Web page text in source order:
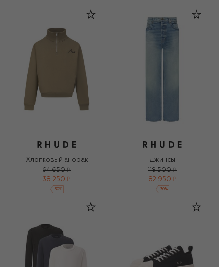
Хлопковый анорак
54 650 ₽
38 250 ₽
-30%
Джинсы
118 500 ₽
82 950 ₽
-30%